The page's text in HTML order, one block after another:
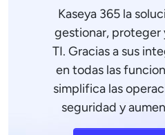
Kaseya 365 la
gestionar, proteger
TI. Gracias a sus
en todas las
simplifica las
seguridad y